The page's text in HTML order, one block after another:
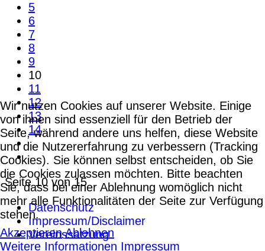
5
6
7
8
9
10
11
12
13
14
Seite 10 von 15
Datenschutz
Impressum/Disclaimer
Vereinssatzung
Wir nutzen Cookies auf unserer Website. Einige
von ihnen sind essenziell für den Betrieb der
Seite, während andere uns helfen, diese Website
und die Nutzererfahrung zu verbessern (Tracking
Cookies). Sie können selbst entscheiden, ob Sie
die Cookies zulassen möchten. Bitte beachten
Sie, dass bei einer Ablehnung womöglich nicht
mehr alle Funktionalitäten der Seite zur Verfügung
stehen.
Akzeptieren Ablehnen
Weitere Informationen Impressum